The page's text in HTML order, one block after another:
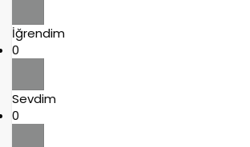
İğrendim
0
Sevdim
0